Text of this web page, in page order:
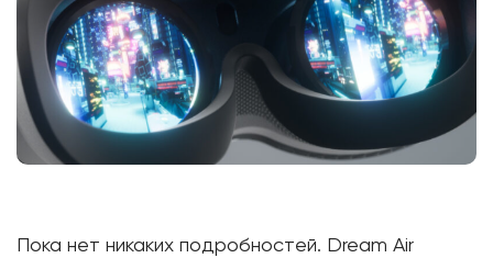
Пока нет никаких подробностей. Dream Air